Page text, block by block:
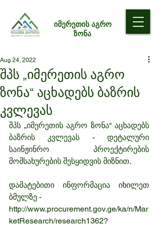
იმერეთის აგრო
ზონა
შპს „იმერეთის აგრო
ზონა“ აცხადებს ბაზრის
კვლევას
Aug 24, 2022
შპს „იმერეთის აგრო ზონა“ აცხადებს
ბაზრის კვლევას - დეტალური
საინჟინრო პროექტირების
მომსახურების შესყიდვის მიზნით.
დამატებითი ინფორმაცია იხილეთ
ბმულზე -
http://www.procurement.gov.ge/ka/n/Mar
ketResearch/research1362?